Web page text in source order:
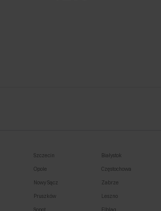
Szczecin Białystok
Opole Częstochowa
Nowy Sącz Zabrze
Pruszków Leszno